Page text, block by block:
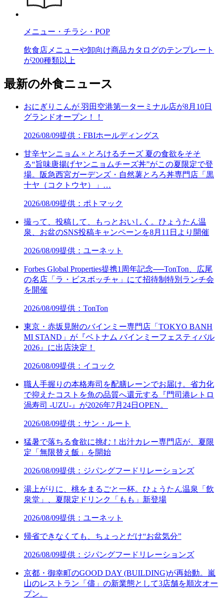
メニュー・チラシ・POP
飲食店メニューや卸向け商品カタログのテンプレート
が200種類以上
最新の外食ニュース
おにぎりこんが 羽田空港第一ターミナル店が8月10日
グランドオープン！！
2026/08/09提供：FBIホールディングス
甘辛ヤンニョム × とろけるチーズ 夏の食欲をそそ
る“旨味唐揚げヤンニョムチーズ丼”がこの夏限定で登
場。阪急西宮ガーデンズ・自然薯とろろ丼専門店「黒
十ヤ（コクトウヤ）」…
2026/08/09提供：ポトマック
撮って、投稿して、もっとおいしく。ひょうたん温
泉、お盆のSNS投稿キャンペーンを8月11日より開催
2026/08/09提供：ユーネット
Forbes Global Properties提携1周年記念──TonTon、広尾
の名店「ラ・ビスボッチャ」にて招待制特別ランチ会
を開催
2026/08/09提供：TonTon
東京・赤坂見附のバインミー専門店「TOKYO BANH
MI STAND」が『ベトナム バインミーフェスティバル
2026』に出店決定！
2026/08/09提供：イコック
職人手握りの本格寿司を配膳レーンでお届け。省力化
で抑えたコストを魚の品質へ還元する『門司港レトロ
渦寿司 -UZU-』が2026年7月24日OPEN。
2026/08/09提供：サン・ルート
猛暑で落ちる食欲に挑む！出汁カレー専門店が、夏限
定「無限替え飯」を開始
2026/08/09提供：ジパングフードリレーションズ
湯上がりに、桃をまるごと一杯。ひょうたん温泉「飲
泉堂」、夏限定ドリンク「もも」新登場
2026/08/09提供：ユーネット
帰省できなくても、ちょっとだけ“お盆気分”
2026/08/09提供：ジパングフードリレーションズ
京都・御幸町のGOOD DAY (BUILDING)が再始動。嵐
山のレストラン「儘」の新業態として3店舗を順次オー
プン。